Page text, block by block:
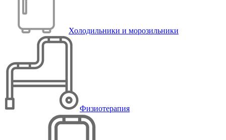
Холодильники и морозильники
Физиотерапия